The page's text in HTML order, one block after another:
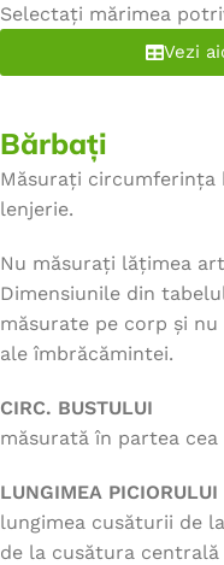
Selectați mărimea
Vezi
Bărbați
Măsurați
lenjerie.
Nu măsurați lățimea
Dimensiunile din
măsurate pe corp și
ale îmbrăcămintei.
CIRC. BUSTULUI
măsurată în partea
LUNGIMEA PICIORULUI
lungimea cusăturii de
de la cusătura